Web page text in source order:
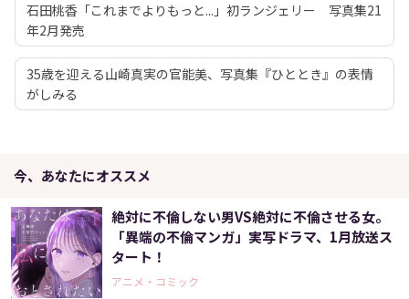
石田桃香「これまでよりもっと...」初ランジェリー 写真集21
年2月発売
35歳を迎える山崎真実の官能美、写真集『ひととき』の表情
がしみる
今、あなたにオススメ
絶対に不倫しない男VS絶対に不倫させる女。
「異端の不倫マンガ」実写ドラマ、1月放送ス
タート！
アニメ・コミック